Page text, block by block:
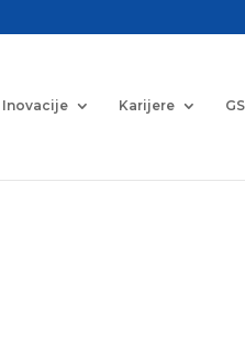
Inovacije Karijere